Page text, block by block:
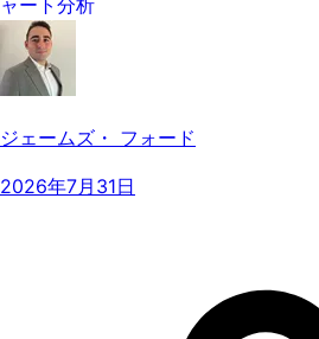
ジェームズ・ フォード
2026年7月31日